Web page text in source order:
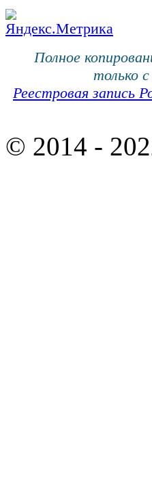
Полное
только
Реестровая запись
© 2014 -